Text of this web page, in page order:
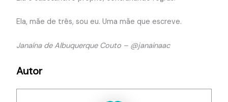
Ela, mãe de três, sou eu. Uma mãe que escreve.
Janaína de Albuquerque Couto – @janainaac
Autor